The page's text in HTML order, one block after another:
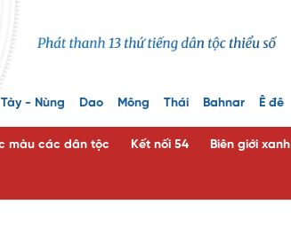
Tày - Nùng Dao Mông Thái Bahnar Ê đê
màu các dân tộc Kết nối 54 Biên giới xanh